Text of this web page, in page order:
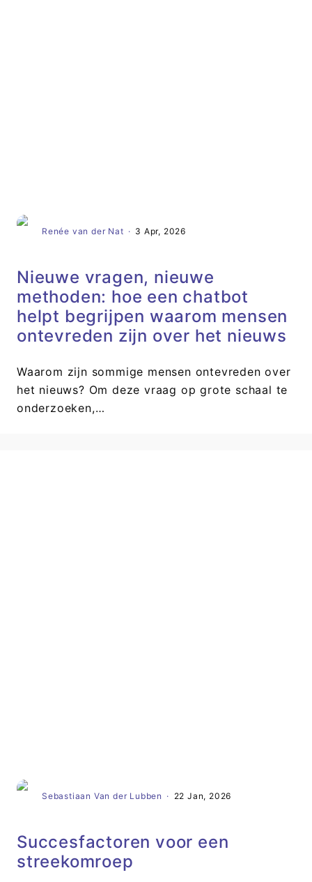
Renée van der Nat · 3 Apr, 2026
Nieuwe vragen, nieuwe
methoden: hoe een chatbot
helpt begrijpen waarom mensen
ontevreden zijn over het nieuws
Waarom zijn sommige mensen ontevreden over
het nieuws? Om deze vraag op grote schaal te
onderzoeken,…
Sebastiaan Van der Lubben · 22 Jan, 2026
Succesfactoren voor een
streekomroep